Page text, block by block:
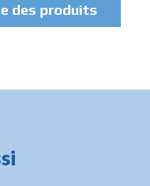
des produits